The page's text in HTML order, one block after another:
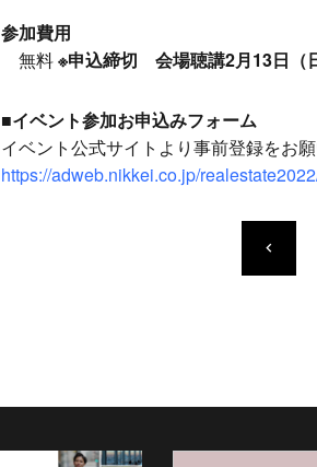
参加費用
無料※申込締切 会場聴講2月13日（
■イベント参加お申込みフォーム
イベント公式サイトより事前登録をお願
https://adweb.nikkei.co.jp/
keyboard_arrow_left